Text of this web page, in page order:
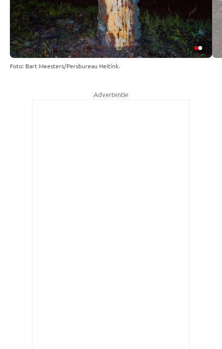
Foto: Bart Meesters/Persbureau Heitink.
Advertentie